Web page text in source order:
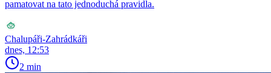
pamatovat na tato jednoduchá pravidla.
Chalupáři-Zahrádkáři
dnes, 12:53
2 min